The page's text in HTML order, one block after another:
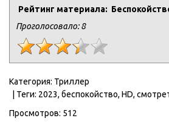
Рейтинг материала:
Проголосовало:8
Категория: Триллер
| Теги: 2023, беспокойство, HD,
Просмотров: 512